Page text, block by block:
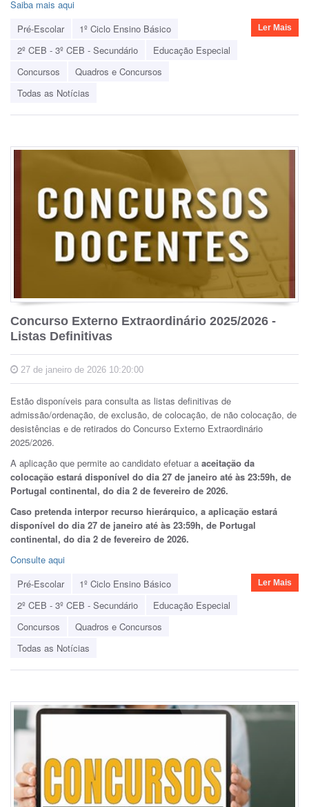
Saiba mais aqui
Pré-Escolar
1º Ciclo Ensino Básico
2º CEB - 3º CEB - Secundário
Educação Especial
Concursos
Quadros e Concursos
Todas as Notícias
Ler Mais
Concurso Externo Extraordinário 2025/2026 -
Listas Definitivas
27 de janeiro de 2026 10:20:00
Estão disponíveis para consulta as listas definitivas de
admissão/ordenação, de exclusão, de colocação, de não colocação, de
desistências e de retirados do Concurso Externo Extraordinário
2025/2026.
A aplicação que permite ao candidato efetuar a aceitação da
colocação estará disponível do dia 27 de janeiro até às 23:59h, de
Portugal continental, do dia 2 de fevereiro de 2026.
Caso pretenda interpor recurso hierárquico, a aplicação estará
disponível do dia 27 de janeiro até às 23:59h, de Portugal
continental, do dia 2 de fevereiro de 2026.
Consulte aqui
Pré-Escolar
1º Ciclo Ensino Básico
2º CEB - 3º CEB - Secundário
Educação Especial
Concursos
Quadros e Concursos
Todas as Notícias
Ler Mais